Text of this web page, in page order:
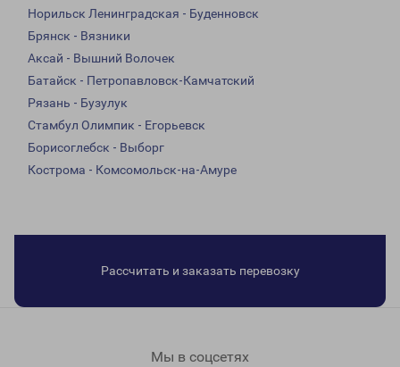
Норильск Ленинградская - Буденновск
Брянск - Вязники
Аксай - Вышний Волочек
Батайск - Петропавловск-Камчатский
Рязань - Бузулук
Стамбул Олимпик - Егорьевск
Борисоглебск - Выборг
Кострома - Комсомольск-на-Амуре
Рассчитать и заказать перевозку
Мы в соцсетях